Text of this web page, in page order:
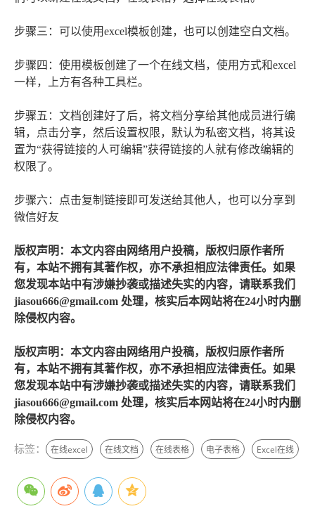
步骤三：可以使用excel模板创建，也可以创建空白文档。
步骤四：使用模板创建了一个在线文档，使用方式和excel
一样，上方有各种工具栏。
步骤五：文档创建好了后，将文档分享给其他成员进行编
辑，点击分享，然后设置权限，默认为私密文档，将其设
置为“获得链接的人可编辑”获得链接的人就有修改编辑的
权限了。
步骤六：点击复制链接即可发送给其他人，也可以分享到
微信好友
版权声明：本文内容由网络用户投稿，版权归原作者所
有，本站不拥有其著作权，亦不承担相应法律责任。如果
您发现本站中有涉嫌抄袭或描述失实的内容，请联系我们
jiasou666@gmail.com 处理，核实后本网站将在24小时内删
除侵权内容。
版权声明：本文内容由网络用户投稿，版权归原作者所
有，本站不拥有其著作权，亦不承担相应法律责任。如果
您发现本站中有涉嫌抄袭或描述失实的内容，请联系我们
jiasou666@gmail.com 处理，核实后本网站将在24小时内删
除侵权内容。
标签： 在线excel 在线文档 在线表格 电子表格 Excel在线